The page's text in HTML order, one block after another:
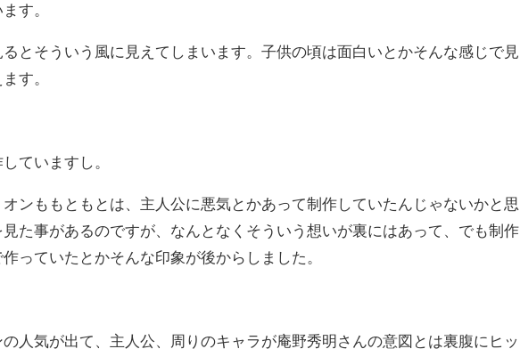
す。
とそういう風に見えてしまいます。子供の頃は面白いとかそんな感じで見
す。
ていますし。
ンももともとは、主人公に悪気とかあって制作していたんじゃないかと思
た事があるのですが、なんとなくそういう想いが裏にはあって、でも制作
っていたとかそんな印象が後からしました。
人気が出て、主人公、周りのキャラが庵野秀明さんの意図とは裏腹にヒッ